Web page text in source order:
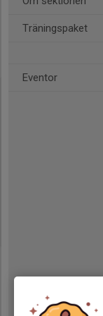
Träningspaket
Eventor